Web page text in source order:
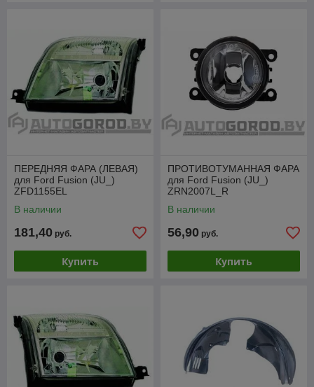
ПЕРЕДНЯЯ ФАРА (ЛЕВАЯ)
для Ford Fusion (JU_)
ZFD1155EL
В наличии
181,40 руб.
Купить
ПРОТИВОТУМАННАЯ ФАРА
для Ford Fusion (JU_)
ZRN2007L_R
В наличии
56,90 руб.
Купить